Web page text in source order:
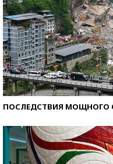
ПОСЛЕДСТВИЯ МОЩНОГО